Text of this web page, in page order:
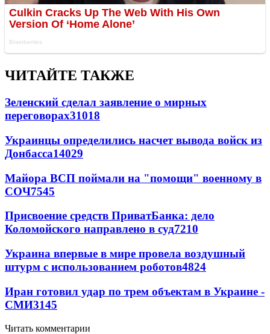
ЧИТАЙТЕ ТАКЖЕ
Зеленский сделал заявление о мирных
переговорах31018
Украинцы определились насчет вывода войск из
Донбасса14029
Майора ВСП поймали на "помощи" военному в
СОЧ7545
Присвоение средств ПриватБанка: дело
Коломойского направлено в суд7210
Украина впервые в мире провела воздушный
штурм с использованием роботов4824
Иран готовил удар по трем объектам в Украине -
СМИ3145
Читать комментарии